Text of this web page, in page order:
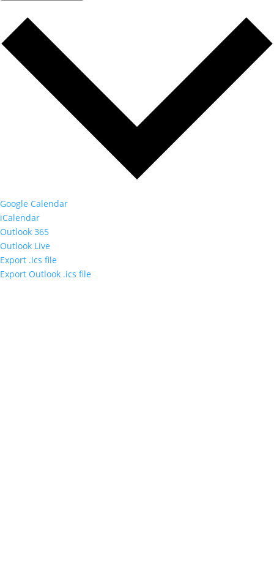
Google Calendar
iCalendar
Outlook 365
Outlook Live
Export .ics file
Export Outlook .ics file